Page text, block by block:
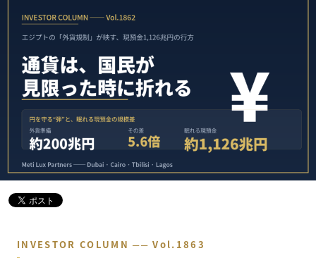
INVESTOR COLUMN ── Vol.1863